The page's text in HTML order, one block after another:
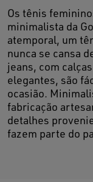
Os tênis
minimalista da
atemporal, um
nunca se cansa
jeans, com
elegantes, são
ocasião.
fabricação
detalhes
fazem parte do